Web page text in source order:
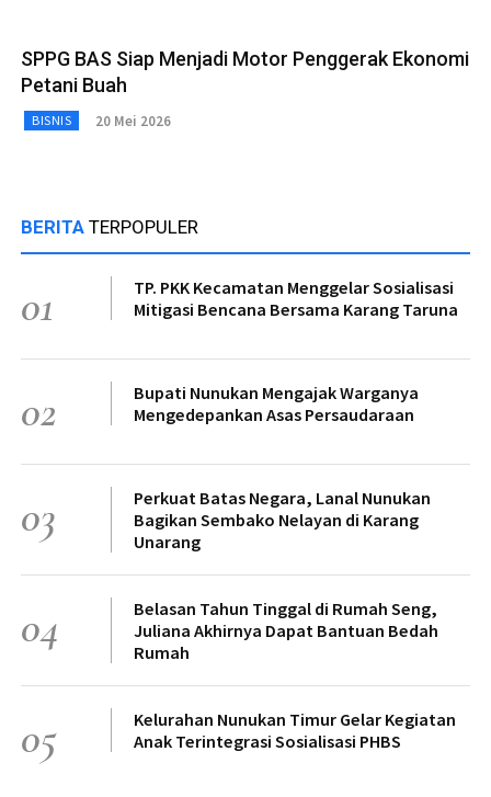
SPPG BAS Siap Menjadi Motor Penggerak Ekonomi
Petani Buah
BISNIS 20 Mei 2026
BERITA TERPOPULER
01
TP. PKK Kecamatan Menggelar Sosialisasi
Mitigasi Bencana Bersama Karang Taruna
02
Bupati Nunukan Mengajak Warganya
Mengedepankan Asas Persaudaraan
03
Perkuat Batas Negara, Lanal Nunukan
Bagikan Sembako Nelayan di Karang
Unarang
04
Belasan Tahun Tinggal di Rumah Seng,
Juliana Akhirnya Dapat Bantuan Bedah
Rumah
05
Kelurahan Nunukan Timur Gelar Kegiatan
Anak Terintegrasi Sosialisasi PHBS